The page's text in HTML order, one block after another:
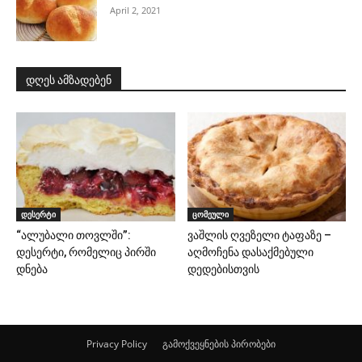
April 2, 2021
დღეს ამზადებენ
დესერტი
“ალუბალი თოვლში”:
დესერტი, რომელიც პირში
დნება
ცომეული
ვაშლის ღვეზელი ტაფაზე –
აღმოჩენა დასაქმებული
დედებისთვის
Privacy Policy გამოქვეყნების პირობები